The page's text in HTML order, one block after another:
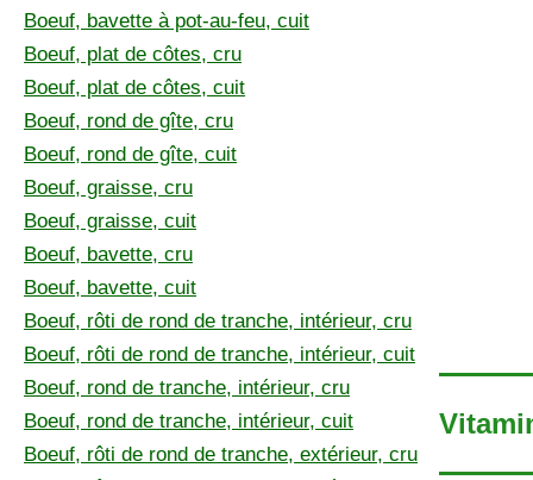
Boeuf, bavette à pot-au-feu, cuit
Boeuf, plat de côtes, cru
Boeuf, plat de côtes, cuit
Boeuf, rond de gîte, cru
Boeuf, rond de gîte, cuit
Boeuf, graisse, cru
Boeuf, graisse, cuit
Boeuf, bavette, cru
Boeuf, bavette, cuit
Boeuf, rôti de rond de tranche, intérieur, cru
Boeuf, rôti de rond de tranche, intérieur, cuit
Boeuf, rond de tranche, intérieur, cru
Boeuf, rond de tranche, intérieur, cuit
Boeuf, rôti de rond de tranche, extérieur, cru